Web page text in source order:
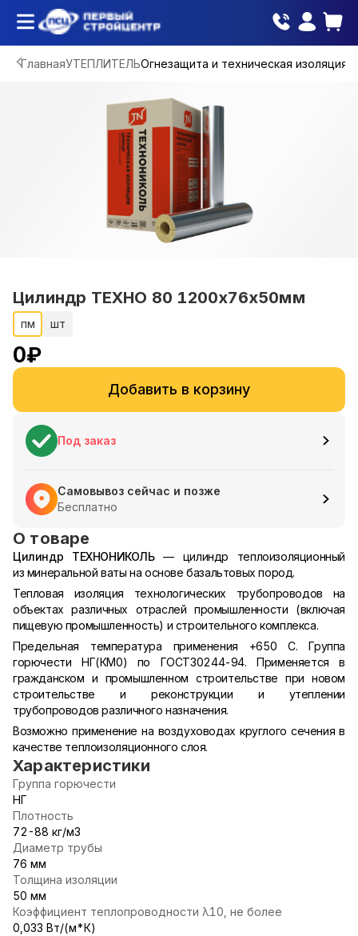
ГлавнаяУТЕПЛИТЕЛЬОгнезащита и техническая изоляция
Цилиндр ТЕХНО 80 1200х76х50мм
пм шт
0₽
Добавить в корзину
Под заказ
Самовывоз сейчас и позже
Бесплатно
О товаре
Цилиндр ТЕХНОНИКОЛЬ— цилиндр теплоизоляционный
из минеральной ваты на основе базальтовых пород.
Тепловая изоляция технологических трубопроводов на
объектах различных отраслей промышленности (включая
пищевую промышленность) и строительного комплекса.
Предельная температура применения +650 С. Группа
горючести НГ(КМ0) по ГОСТ30244-94. Применяется в
гражданском и промышленном строительстве при новом
строительстве и реконструкции и утеплении
трубопроводов различного назначения.
Возможно применение на воздуховодах круглого сечения в
качестве теплоизоляционного слоя.
Характеристики
Группа горючести
НГ
Плотность
72-88 кг/м3
Диаметр трубы
76 мм
Толщина изоляции
50 мм
Коэффициент теплопроводности λ10, не более
0,033 Вт/(м*К)